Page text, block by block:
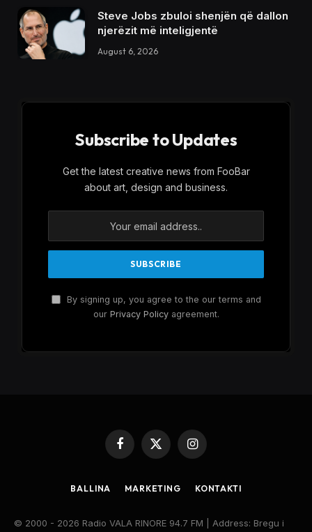
Steve Jobs zbuloi shenjën që dallon
njerëzit më inteligjentë
August 6, 2026
Subscribe to Updates
Get the latest creative news from FooBar
about art, design and business.
By signing up, you agree to the our terms and
our Privacy Policyagreement.
Facebook
X
(Twitter)
Instagram
BALLINA MARKETING KONTAKTI
© 2000 - 2026 Radio VALA RINORE 94.7 FM | Address: Bregu i